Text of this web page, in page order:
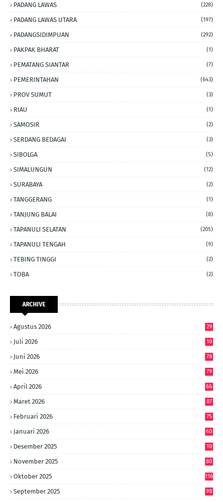
PADANG LAWAS (228)
PADANG LAWAS UTARA (197)
PADANGSIDIMPUAN (292)
PAKPAK BHARAT (1)
PEMATANG SIANTAR (7)
PEMERINTAHAN (643)
PROV SUMUT (3)
RIAU (1)
SAMOSIR (2)
SERDANG BEDAGAI (3)
SIBOLGA (5)
SIMALUNGUN (12)
SURABAYA (2)
TANGGERANG (1)
TANJUNG BALAI (8)
TAPANULI SELATAN (205)
TAPANULI TENGAH (9)
TEBING TINGGI (2)
TOBA (2)
ARCHIVE
Agustus 2026 29
Juli 2026
10
Juni 2026 78
Mei 2026 79
April 2026 66
Maret 2026 87
Februari 2026 75
Januari 2026 60
Desember 2025
10
November 2025 80
Oktober 2025 116
September 2025 98